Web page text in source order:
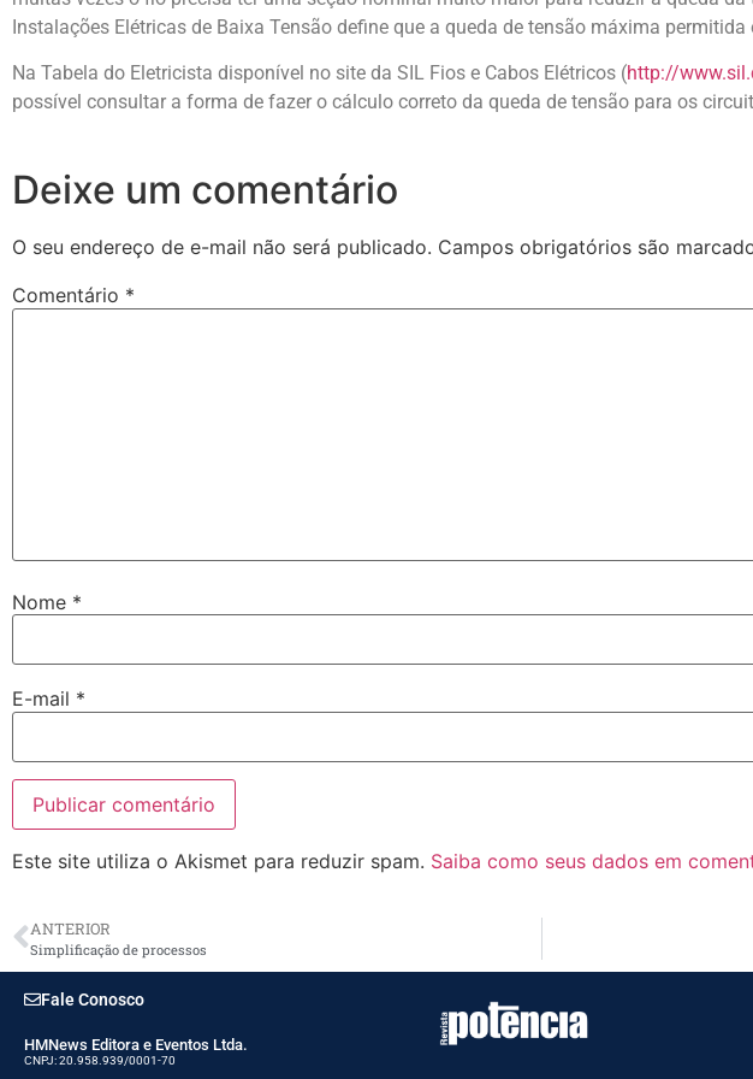
Instalações Elétricas de Baixa Tensão define que a queda de tensão máxima
Na Tabela do Eletricista disponível no site da SIL Fios e Cabos Elétricos (http://
possível consultar a forma de fazer o cálculo correto da queda de tensão para os
Deixe um comentário
O seu endereço de e-mail não será publicado. Campos obrigatórios são
Comentário *
Nome *
E-mail *
Este site utiliza o Akismet para reduzir spam. Saiba como seus dados em
ANTERIOR
Simplificação de processos
Fale Conosco
HMNews Editora e Eventos Ltda.
CNPJ: 20.958.939/0001-70